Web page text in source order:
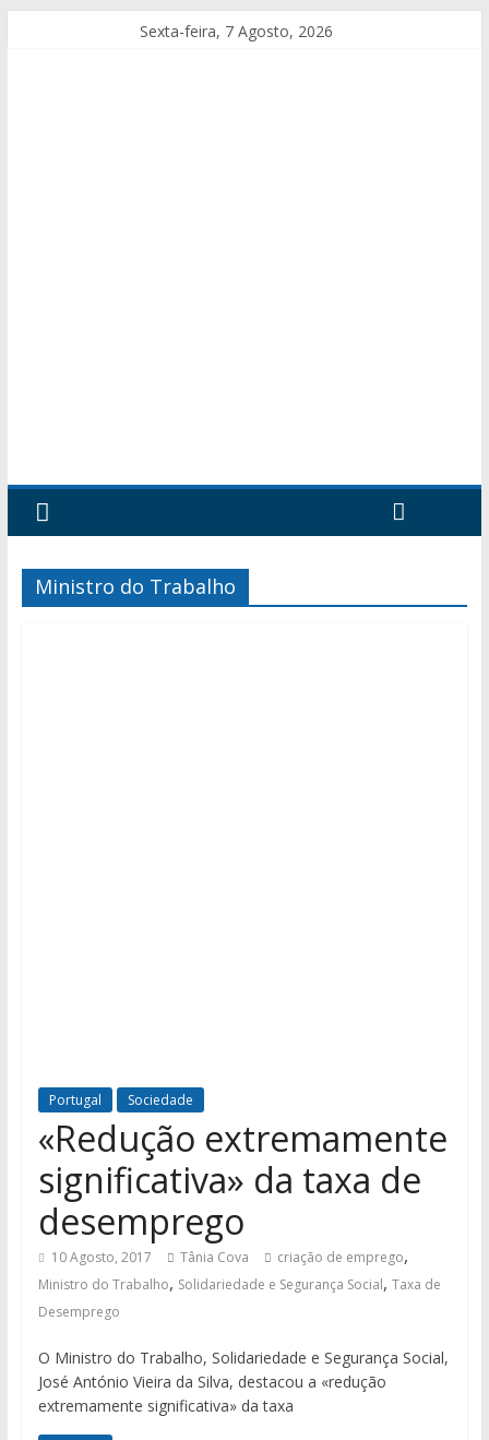
Sexta-feira, 7 Agosto, 2026
Ministro do Trabalho
Portugal Sociedade
«Redução extremamente
significativa» da taxa de
desemprego
10 Agosto, 2017 Tânia Cova criação de emprego,
Ministro do Trabalho, Solidariedade e Segurança Social, Taxa de
Desemprego
O Ministro do Trabalho, Solidariedade e Segurança Social,
José António Vieira da Silva, destacou a «redução
extremamente significativa» da taxa